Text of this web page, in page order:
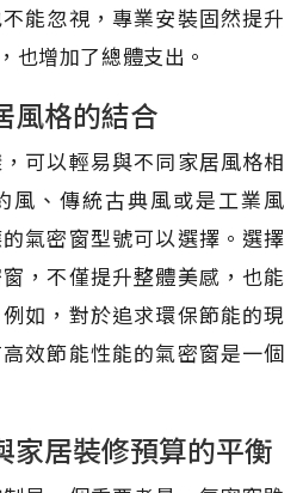
能忽視，專業安裝固然提升
也增加了總體支出。
風格的結合
可以輕易與不同家居風格相
風、傳統古典風或是工業風
氣密窗型號可以選擇。選擇
，不僅提升整體美感，也能
如，對於追求環保節能的現
效節能性能的氣密窗是一個
家居裝修預算的平衡